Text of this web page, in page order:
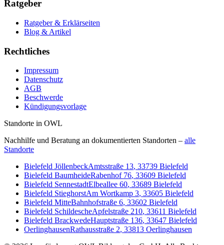
Ratgeber
Ratgeber & Erklärseiten
Blog & Artikel
Rechtliches
Impressum
Datenschutz
AGB
Beschwerde
Kündigungsvorlage
Standorte in OWL
Nachhilfe und Beratung an dokumentierten Standorten – alle
Standorte
Bielefeld JöllenbeckAmtsstraße 13, 33739 Bielefeld
Bielefeld BaumheideRabenhof 76, 33609 Bielefeld
Bielefeld SennestadtElbeallee 60, 33689 Bielefeld
Bielefeld StieghorstAm Wortkamp 3, 33605 Bielefeld
Bielefeld MitteBahnhofstraße 6, 33602 Bielefeld
Bielefeld SchildescheApfelstraße 210, 33611 Bielefeld
Bielefeld BrackwedeHauptstraße 136, 33647 Bielefeld
OerlinghausenRathausstraße 2, 33813 Oerlinghausen